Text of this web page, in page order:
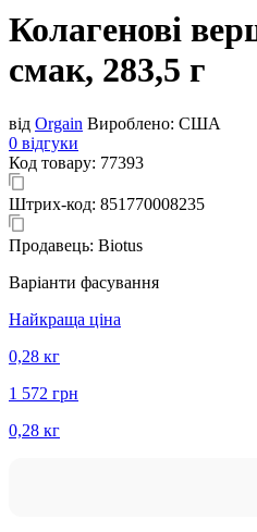
Колагенові
смак, 283,5 г
від Orgain Вироблено: США
0 відгуки
Код товару: 77393
Штрих-код: 851770008235
Продавець: Biotus
Варіанти фасування
Найкраща ціна
0,28 кг
1 572 грн
0,28 кг